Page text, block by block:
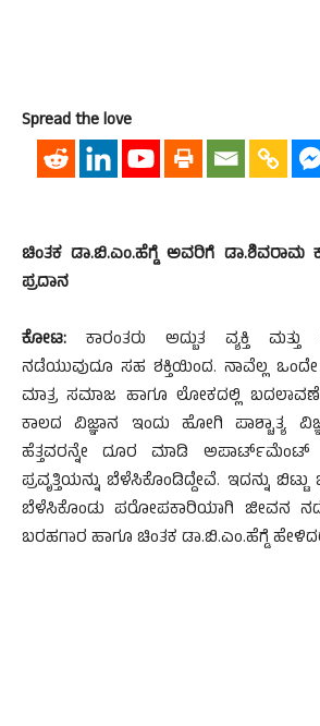
Spread the love
ಚಿಂತಕ ಡಾ.ಬಿ.ಎಂ.ಹೆಗ್ಡೆ ಅವರಿಗೆ ಡಾ.ಶಿವರಾಮ
ಪ್ರದಾನ
ಕೋಟ: ಕಾರಂತರು ಅದ್ಬುತ ವ್ಯಕ್ತಿ
ನಡೆಯುವುದೂ ಸಹ ಶಕ್ತಿಯಿಂದ. ನಾವೆಲ್ಲ ಒಂದೇ
ಮಾತ್ರ ಸಮಾಜ ಹಾಗೂ ಲೋಕದಲ್ಲಿ
ಕಾಲದ ವಿಜ್ಞಾನ ಇಂದು ಹೋಗಿ ಪಾಶ್ಚಾತ್ಯ
ಹೆತ್ತವರನ್ನೇ ದೂರ ಮಾಡಿ ಅಪಾರ್ಟ್‍ಮೆಂಟ್
ಪ್ರವೃತ್ತಿಯನ್ನು ಬೆಳೆಸಿಕೊಂಡಿದ್ದೇವೆ. ಇದನ್ನು
ಬೆಳೆಸಿಕೊಂಡು ಪರೋಪಕಾರಿಯಾಗಿ ಜೀವನ
ಬರಹಗಾರ ಹಾಗೂ ಚಿಂತಕ ಡಾ.ಬಿ.ಎಂ.ಹೆಗ್ಡೆ